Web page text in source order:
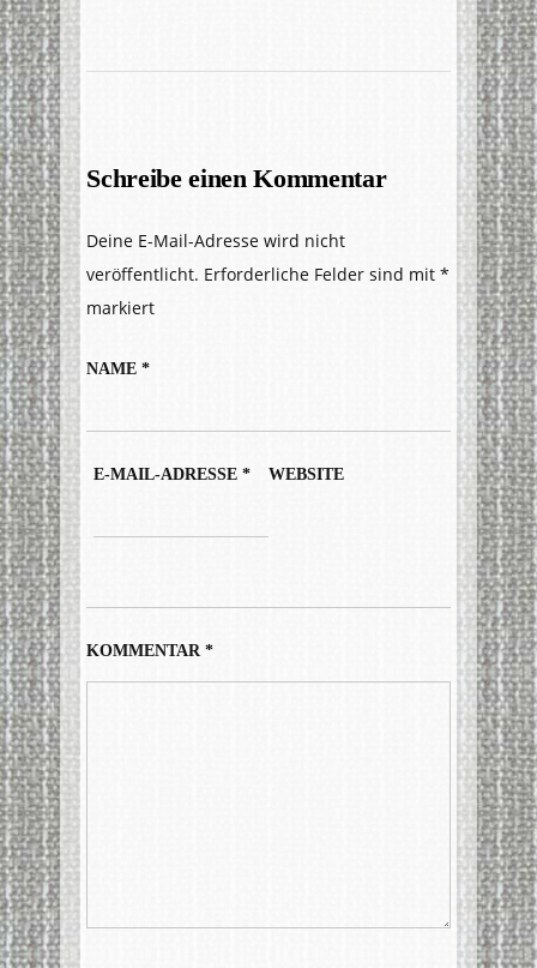
Schreibe einen Kommentar
Deine E-Mail-Adresse wird nicht
veröffentlicht. Erforderliche Felder sind mit*
markiert
NAME*
E-MAIL-ADRESSE* WEBSITE
KOMMENTAR*